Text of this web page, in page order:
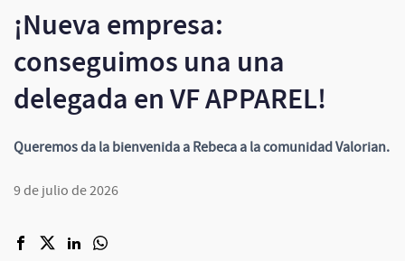
¡Nueva empresa:
conseguimos una una
delegada en VF APPAREL!
Queremos da la bienvenida a Rebeca a la comunidad Valorian.
9 de julio de 2026